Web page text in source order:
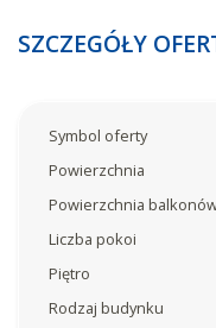
SZCZEGÓŁY
Symbol oferty
Powierzchnia
Powierzchnia
Liczba pokoi
Piętro
Rodzaj budynku